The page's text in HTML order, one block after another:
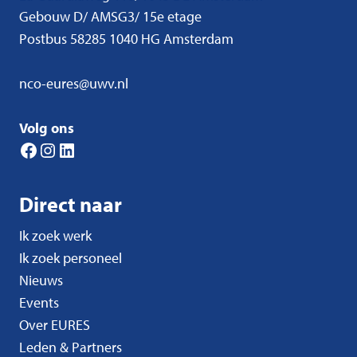
Gebouw D/ AMSG3/ 15e etage
Postbus 58285 1040 HG Amsterdam
nco-eures@uwv.nl
Volg ons
Facebook
Instagram
LinkedIn
Direct naar
Ik zoek werk
Ik zoek personeel
Nieuws
Events
Over EURES
Leden & Partners